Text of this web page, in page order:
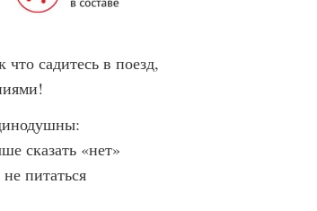
садитесь в поезд,
сказать «нет»
питаться